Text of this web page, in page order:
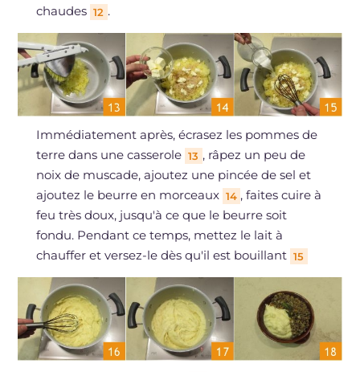
chaudes 12 .
Immédiatement après, écrasez les pommes de
terre dans une casserole 13 , râpez un peu de
noix de muscade, ajoutez une pincée de sel et
ajoutez le beurre en morceaux 14 , faites cuire à
feu très doux, jusqu'à ce que le beurre soit
fondu. Pendant ce temps, mettez le lait à
chauffer et versez-le dès qu'il est bouillant 15